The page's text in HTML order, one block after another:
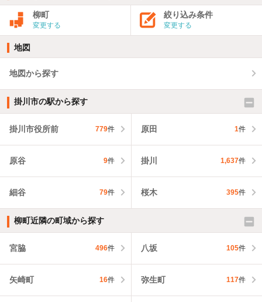
柳町
変更する
絞り込み条件
変更する
地図
地図から探す
掛川市の駅から探す
掛川市役所前 779件 原田 1件
原谷 9件 掛川 1,637件
細谷 79件 桜木 395件
柳町近隣の町域から探す
宮脇 496件 八坂 105件
矢崎町 16件 弥生町 117件